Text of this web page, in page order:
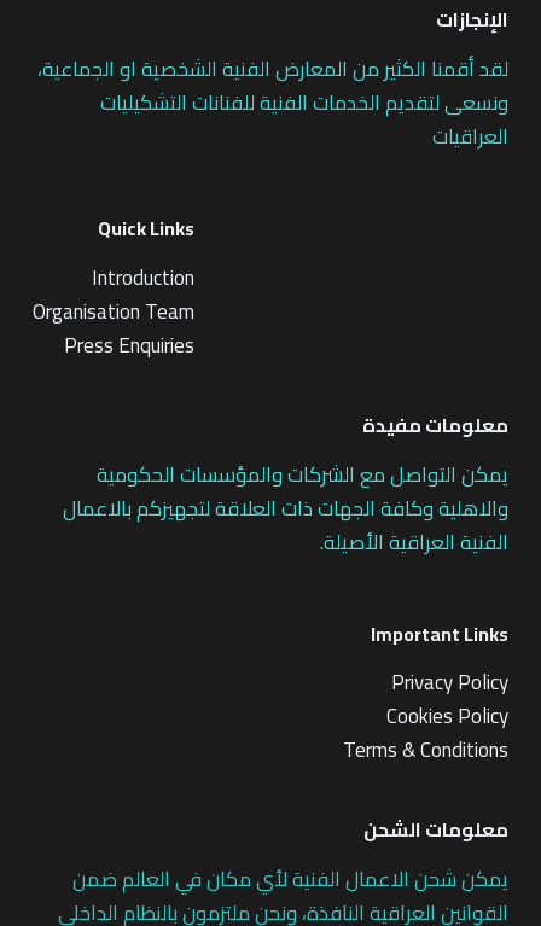
الإنجازات
لقد أقمنا الكثير من المعارض الفنية الشخصية او الجماعية،
ونسعى لتقديم الخدمات الفنية للفنانات التشكيليات
العراقيات
Quick Links
Introduction
Organisation Team
Press Enquiries
معلومات مفيدة
يمكن التواصل مع الشركات والمؤسسات الحكومية
والاهلية وكافة الجهات ذات العلاقة لتجهيزكم بالاعمال
الفنية العراقية الأصيلة.
Important Links
Privacy Policy
Cookies Policy
Terms & Conditions
معلومات الشحن
يمكن شحن الاعمال الفنية لأي مكان في العالم ضمن
القوانين العراقية النافذة، ونحن ملتزمون بالنظام الداخلي